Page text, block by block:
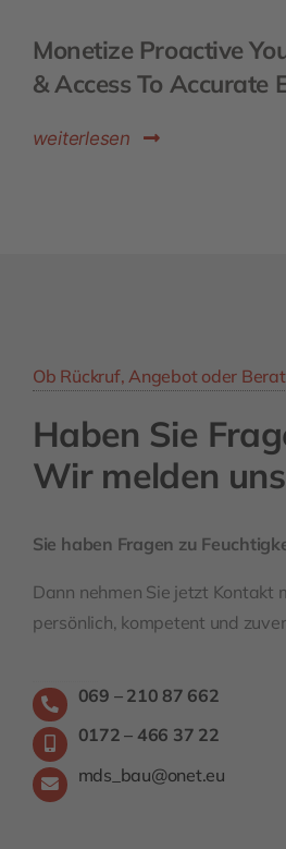
Monetize Proactive
& Access To Accurate
weiterlesen
Ob Rückruf, Angebot oder
Haben Sie
Wir melden
Sie haben Fragen zu
Dann nehmen Sie jetzt Kontakt
persönlich, kompetent und
069 – 210 87 662
0172 – 466 37 22
mds_bau@onet.eu